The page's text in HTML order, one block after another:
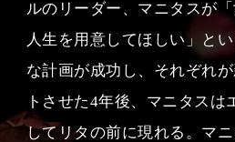
ルのリーダー、マニタスが
人生を用意してほしい」と
な計画が成功し、それぞれ
トさせた4年後、マニタスは
してリタの前に現れる。マ